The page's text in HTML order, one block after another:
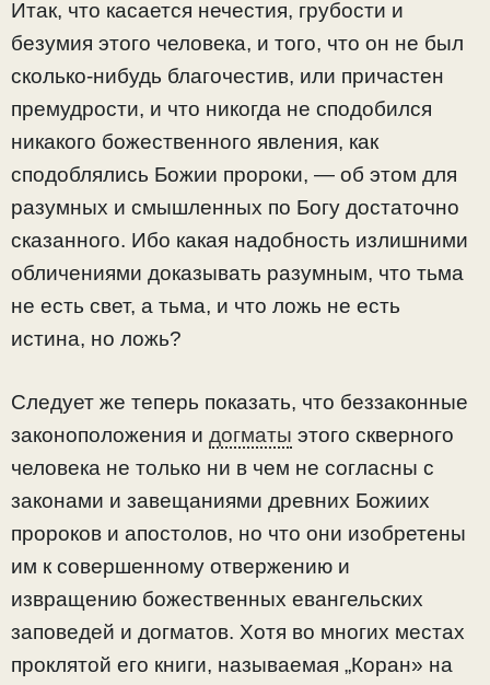
Итак, что касается нечестия, грубости и
безумия этого человека, и того, что он не был
сколько-нибудь благочестив, или причастен
премудрости, и что никогда не сподобился
никакого божественного явления, как
сподоблялись Божии пророки, — об этом для
разумных и смышленных по Богу достаточно
сказанного. Ибо какая надобность излишними
обличениями доказывать разумным, что тьма
не есть свет, а тьма, и что ложь не есть
истина, но ложь?
Следует же теперь показать, что беззаконные
законоположения и догматы этого скверного
человека не только ни в чем не согласны с
законами и завещаниями древних Божиих
пророков и апостолов, но что они изобретены
им к совершенному отвержению и
извращению божественных евангельских
заповедей и догматов. Хотя во многих местах
проклятой его книги, называемая „Коран» на